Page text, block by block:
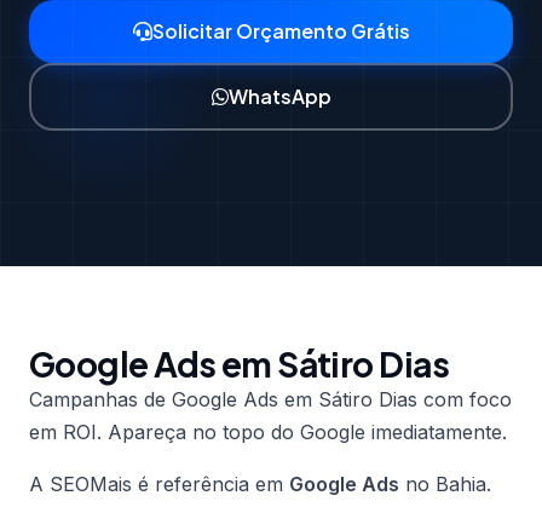
Solicitar Orçamento Grátis
WhatsApp
Google Ads em Sátiro Dias
Campanhas de Google Ads em Sátiro Dias com foco
em ROI. Apareça no topo do Google imediatamente.
A SEOMais é referência em Google Ads no Bahia.